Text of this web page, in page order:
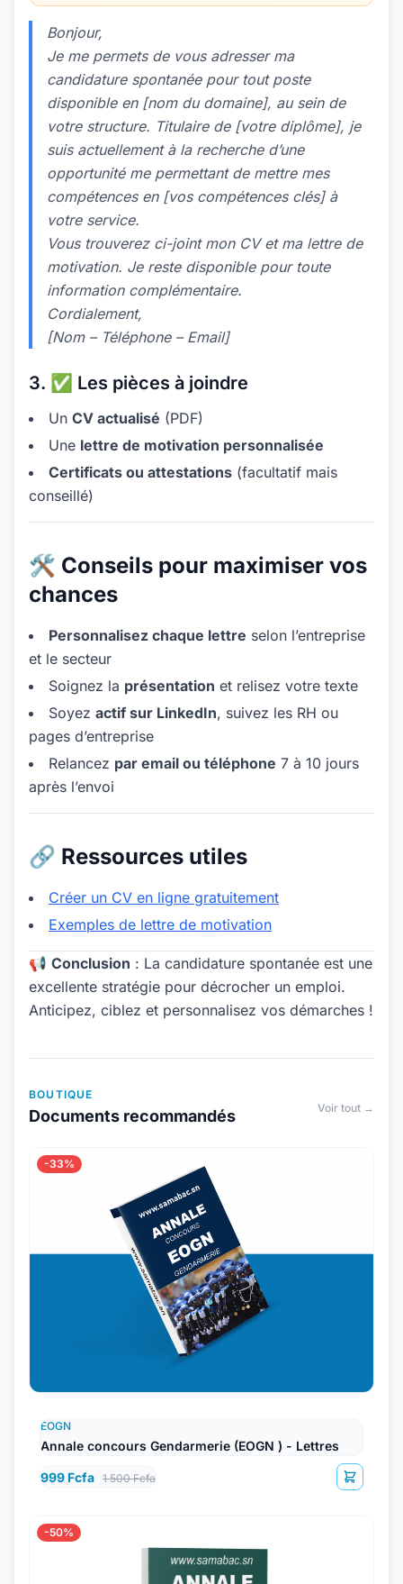
Bonjour,
Je me permets de vous adresser ma
candidature spontanée pour tout poste
disponible en [nom du domaine], au sein de
votre structure. Titulaire de [votre diplôme], je
suis actuellement à la recherche d’une
opportunité me permettant de mettre mes
compétences en [vos compétences clés] à
votre service.
Vous trouverez ci-joint mon CV et ma lettre de
motivation. Je reste disponible pour toute
information complémentaire.
Cordialement,
[Nom – Téléphone – Email]
3. ✅ Les pièces à joindre
Un CV actualisé (PDF)
Une lettre de motivation personnalisée
Certificats ou attestations (facultatif mais
conseillé)
🛠️ Conseils pour maximiser vos
chances
Personnalisez chaque lettre selon l’entreprise
et le secteur
Soignez la présentation et relisez votre texte
Soyez actif sur LinkedIn, suivez les RH ou
pages d’entreprise
Relancez par email ou téléphone 7 à 10 jours
après l’envoi
🔗 Ressources utiles
Créer un CV en ligne gratuitement
Exemples de lettre de motivation
📢 Conclusion : La candidature spontanée est une
excellente stratégie pour décrocher un emploi.
Anticipez, ciblez et personnalisez vos démarches !
BOUTIQUE
Documents recommandés Voir tout →
-33%
EOGN
Annale concours Gendarmerie (EOGN ) - Lettres
999 Fcfa 1 500 Fcfa
-50%